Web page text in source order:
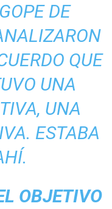
DE
QUE
UNA
UNA
ESTABA
OBJETIVO